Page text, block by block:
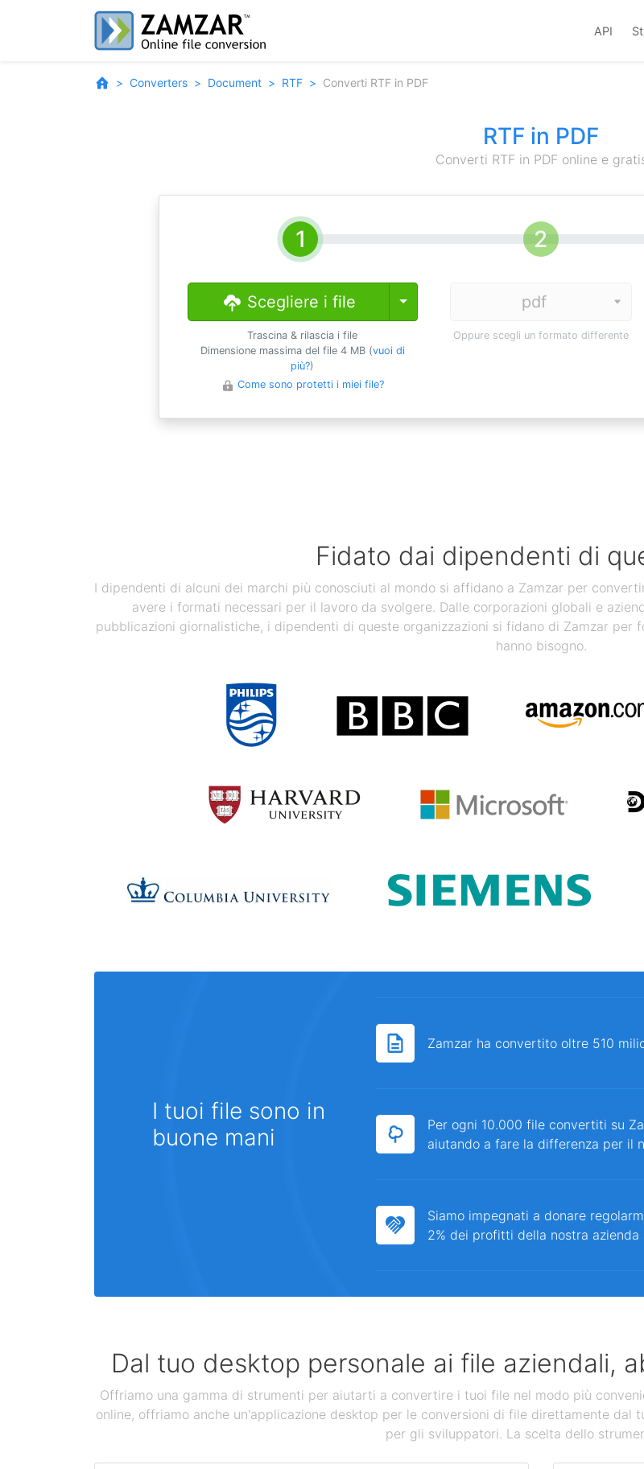
API
Converters Document RTF Converti RTF in PDF
RTF in PDF
Converti RTF in PDF online e
Scegliere i file Toggle Dropdown
Trascina & rilascia i file
Dimensione massima del file 4 MB (vuoi di
più?)
Come sono protetti i miei file?
Oppure scegli un formato differente
Fidato dai dipendenti di
I dipendenti di alcuni dei marchi più conosciuti al mondo si affidano a Zamzar per
avere i formati necessari per il lavoro da svolgere. Dalle corporazioni globali e
pubblicazioni giornalistiche, i dipendenti di queste organizzazioni si fidano di Zamzar
hanno bisogno.
I tuoi file sono in
buone mani
Zamzar ha convertito oltre 510
Per ogni 10.000 file convertiti su
aiutando a fare la differenza per il
Siamo impegnati a donare
2% dei profitti della nostra
Dal tuo desktop personale ai file aziendali,
Offriamo una gamma di strumenti per aiutarti a convertire i tuoi file nel modo più
online, offriamo anche un'applicazione desktop per le conversioni di file direttamente dal
per gli sviluppatori. La scelta dello